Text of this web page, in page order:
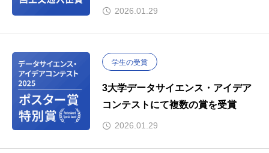
2026.01.29
学生の受賞
3大学データサイエンス・アイデア
コンテストにて複数の賞を受賞
2026.01.29